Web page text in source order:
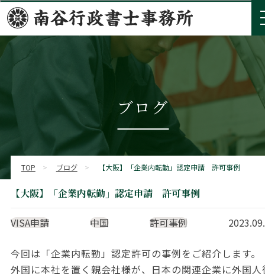
ブログ
TOP > ブログ > 【大阪】「企業内転勤」認定申請 許可事例
【大阪】「企業内転勤」認定申請 許可事例
VISA申請 中国 許可事例
今回は「企業内転勤」認定許可の事例をご紹介します。
外国に本社を置く親会社様が、日本の関連企業に外国人